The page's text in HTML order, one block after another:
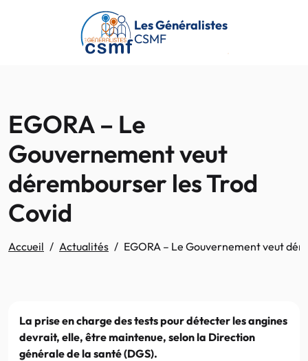
Passer au contenu principal
Les Généralistes
CSMF
EGORA – Le
Gouvernement veut
dérembourser les Trod
Covid
Accueil Actualités EGORA – Le Gouvernement veut
La prise en charge des tests pour détecter les angines
devrait, elle, être maintenue, selon la Direction
générale de la santé (DGS).